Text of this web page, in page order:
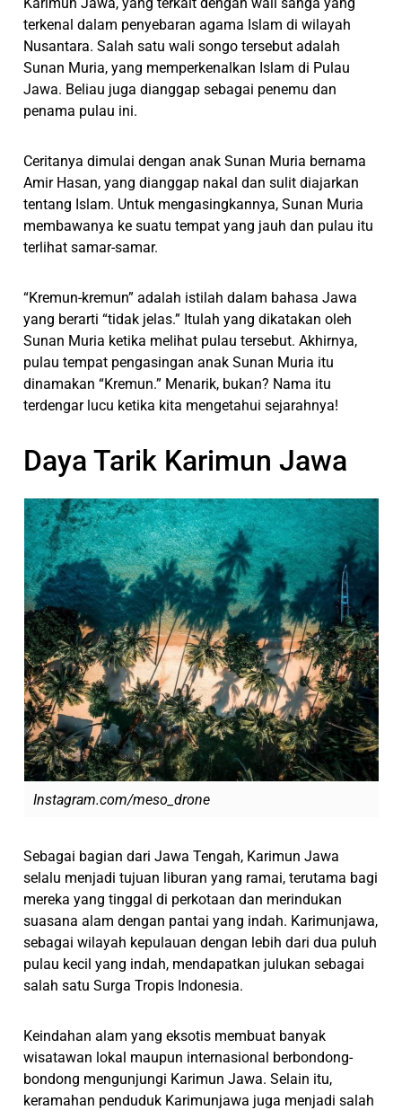
terkenal dalam penyebaran agama Islam di wilayah
Nusantara. Salah satu wali songo tersebut adalah
Sunan Muria, yang memperkenalkan Islam di Pulau
Jawa. Beliau juga dianggap sebagai penemu dan
penama pulau ini.
Ceritanya dimulai dengan anak Sunan Muria bernama
Amir Hasan, yang dianggap nakal dan sulit diajarkan
tentang Islam. Untuk mengasingkannya, Sunan Muria
membawanya ke suatu tempat yang jauh dan pulau itu
terlihat samar-samar.
“Kremun-kremun” adalah istilah dalam bahasa Jawa
yang berarti “tidak jelas.” Itulah yang dikatakan oleh
Sunan Muria ketika melihat pulau tersebut. Akhirnya,
pulau tempat pengasingan anak Sunan Muria itu
dinamakan “Kremun.” Menarik, bukan? Nama itu
terdengar lucu ketika kita mengetahui sejarahnya!
Daya Tarik Karimun Jawa
Instagram.com/meso_drone
Sebagai bagian dari Jawa Tengah, Karimun Jawa
selalu menjadi tujuan liburan yang ramai, terutama bagi
mereka yang tinggal di perkotaan dan merindukan
suasana alam dengan pantai yang indah. Karimunjawa,
sebagai wilayah kepulauan dengan lebih dari dua puluh
pulau kecil yang indah, mendapatkan julukan sebagai
salah satu Surga Tropis Indonesia.
Keindahan alam yang eksotis membuat banyak
wisatawan lokal maupun internasional berbondong-
bondong mengunjungi Karimun Jawa. Selain itu,
keramahan penduduk Karimunjawa juga menjadi salah